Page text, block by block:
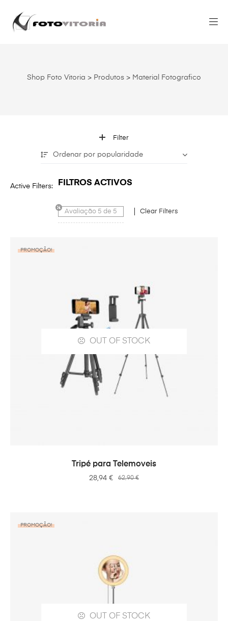
Shop Foto Vitoria > Produtos > Material Fotografico
Filter
Ordenar por popularidade
FILTROS ACTIVOS
Avaliação 5 de 5
Active Filters:
Clear Filters
OUT OF STOCK
PROMOÇÃO!
VER OPÇÕES
Tripé para Telemoveis
62,90€
28,94 €
OUT OF STOCK
PROMOÇÃO!